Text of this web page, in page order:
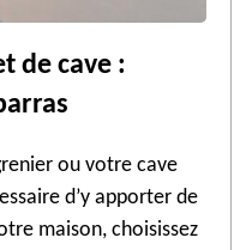
de cave :
ou votre cave
d’y apporter de
maison, choisissez